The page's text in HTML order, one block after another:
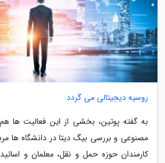
روسیه دیجیتالی می گردد
به گفته پوتین، بخشی از این فعالیت
مصنوعی و بررسی بیگ دیتا در دانشگاه ها
کارمندان حوزه حمل و نقل، معلمان و اساتید